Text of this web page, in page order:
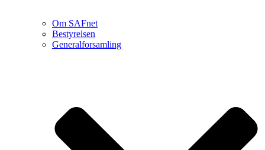
Om SAFnet
Bestyrelsen
Generalforsamling